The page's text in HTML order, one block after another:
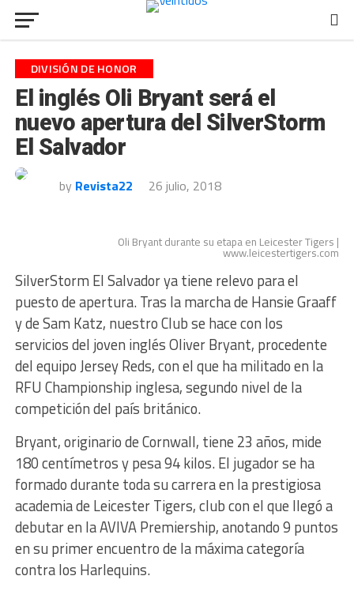
DIVISIÓN DE HONOR
El inglés Oli Bryant será el
nuevo apertura del SilverStorm
El Salvador
by Revista22 26 julio, 2018
Oli Bryant durante su etapa en Leicester Tigers |
www.leicestertigers.com
SilverStorm El Salvador ya tiene relevo para el
puesto de apertura. Tras la marcha de Hansie Graaff
y de Sam Katz, nuestro Club se hace con los
servicios del joven inglés Oliver Bryant, procedente
del equipo Jersey Reds, con el que ha militado en la
RFU Championship inglesa, segundo nivel de la
competición del país británico.
Bryant, originario de Cornwall, tiene 23 años, mide
180 centímetros y pesa 94 kilos. El jugador se ha
formado durante toda su carrera en la prestigiosa
academia de Leicester Tigers, club con el que llegó a
debutar en la AVIVA Premiership, anotando 9 puntos
en su primer encuentro de la máxima categoría
contra los Harlequins.